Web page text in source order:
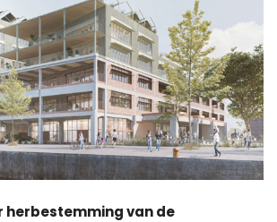
herbestemming van de